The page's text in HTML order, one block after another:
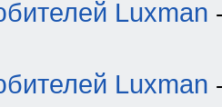
Luxman
Luxman